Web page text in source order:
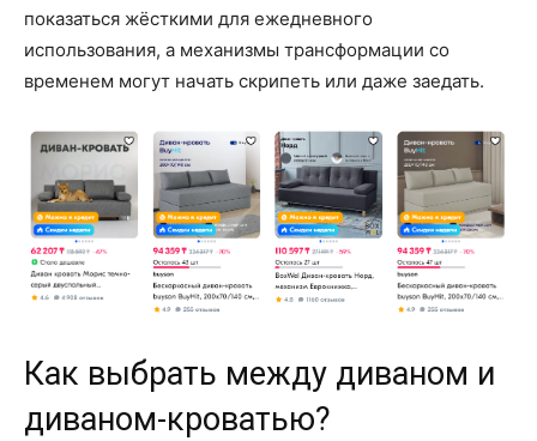
показаться жёсткими для ежедневного
использования, а механизмы трансформации со
временем могут начать скрипеть или даже заедать.
Как выбрать между диваном и
диваном-кроватью?